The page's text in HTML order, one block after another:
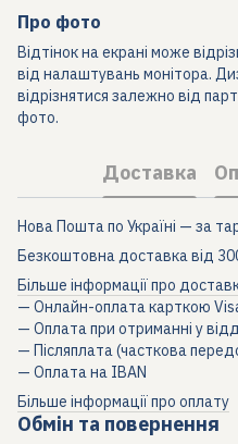
Про фото
Відтінок на екрані може
від налаштувань монітора.
відрізнятися залежно від
фото.
Доставка
Нова Пошта по Україні — за
Безкоштовна доставка від
Більше інформації про
— Онлайн-оплата карткою
— Оплата при отриманні у
— Післяплата (часткова
— Оплата на IBAN
Більше інформації про оплату
Обмін та повернення